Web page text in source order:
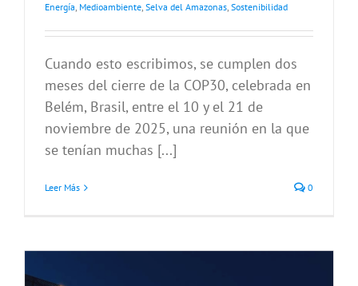
Energía, Medioambiente, Selva del Amazonas, Sostenibilidad
Cuando esto escribimos, se cumplen dos
meses del cierre de la COP30, celebrada en
Belém, Brasil, entre el 10 y el 21 de
noviembre de 2025, una reunión en la que
se tenían muchas [...]
Leer Más 0